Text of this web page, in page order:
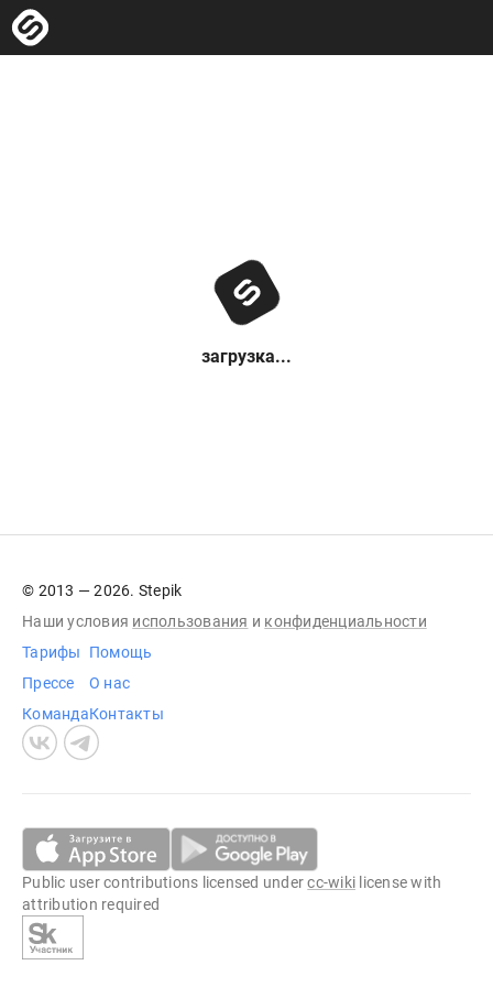
загрузка...
© 2013 — 2026. Stepik
Наши условия использования и конфиденциальности
Тарифы
Прессе
Команда
Помощь
О нас
Контакты
Public user contributions licensed undercc-wiki license with
attribution required